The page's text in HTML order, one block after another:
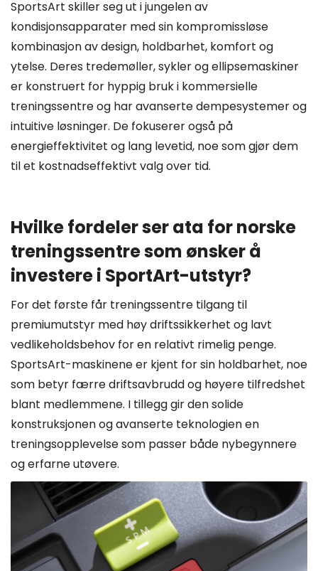
SportsArt skiller seg ut i jungelen av
kondisjonsapparater med sin kompromissløse
kombinasjon av design, holdbarhet, komfort og
ytelse. Deres tredemøller, sykler og ellipsemaskiner
er konstruert for hyppig bruk i kommersielle
treningssentre og har avanserte dempesystemer og
intuitive løsninger. De fokuserer også på
energieffektivitet og lang levetid, noe som gjør dem
til et kostnadseffektivt valg over tid.
Hvilke fordeler ser ata for norske
treningssentre som ønsker å
investere i SportArt-utstyr?
For det første får treningssentre tilgang til
premiumutstyr med høy driftssikkerhet og lavt
vedlikeholdsbehov for en relativt rimelig penge.
SportsArt-maskinene er kjent for sin holdbarhet, noe
som betyr færre driftsavbrudd og høyere tilfredshet
blant medlemmene. I tillegg gir den solide
konstruksjonen og avanserte teknologien en
treningsopplevelse som passer både nybegynnere
og erfarne utøvere.